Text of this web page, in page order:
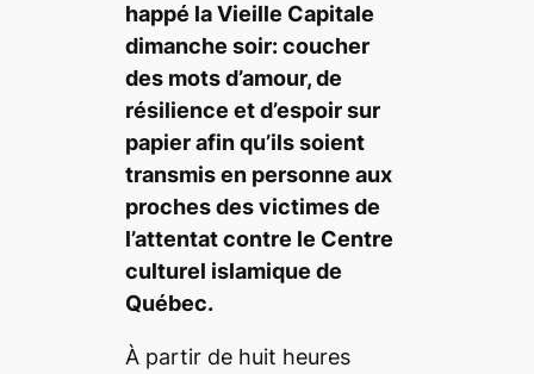
happé la Vieille Capitale
dimanche soir: coucher
des mots d’amour, de
résilience et d’espoir sur
papier afin qu’ils soient
transmis en personne aux
proches des victimes de
l’attentat contre le Centre
culturel islamique de
Québec.
À partir de huit heures